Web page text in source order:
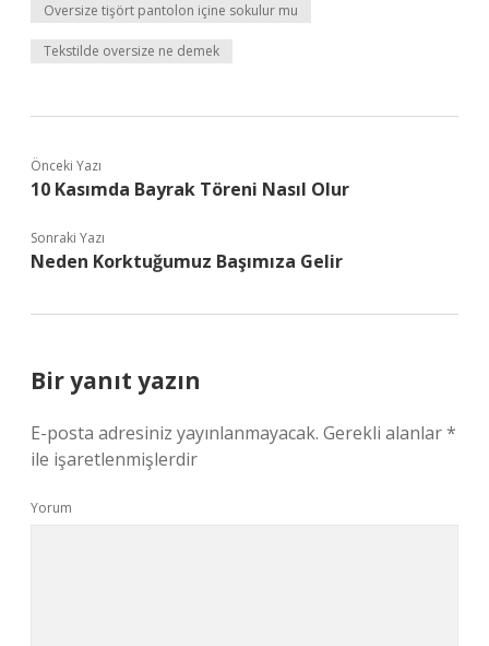
Oversize tişört pantolon içine sokulur mu
Tekstilde oversize ne demek
Önceki Yazı
10 Kasımda Bayrak Töreni Nasıl Olur
Sonraki Yazı
Neden Korktuğumuz Başımıza Gelir
Bir yanıt yazın
E-posta adresiniz yayınlanmayacak. Gerekli alanlar*
ile işaretlenmişlerdir
Yorum